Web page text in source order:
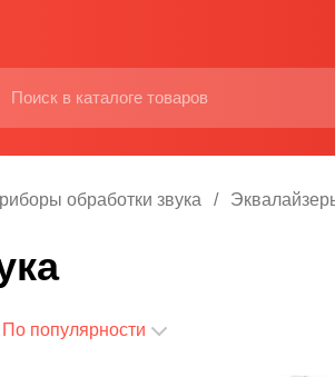
обработки звука
По популярности